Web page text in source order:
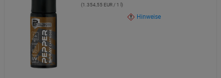
(1.354,55 EUR / 1 l)
Hinweise